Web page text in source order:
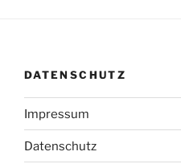
DATENSCHUTZ
Impressum
Datenschutz